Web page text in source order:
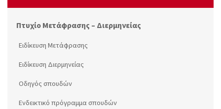
Πτυχίο Μετάφρασης – Διερμηνείας
Ειδίκευση Μετάφρασης
Ειδίκευση Διερμηνείας
Οδηγός σπουδών
Ενδεικτικό πρόγραμμα σπουδών